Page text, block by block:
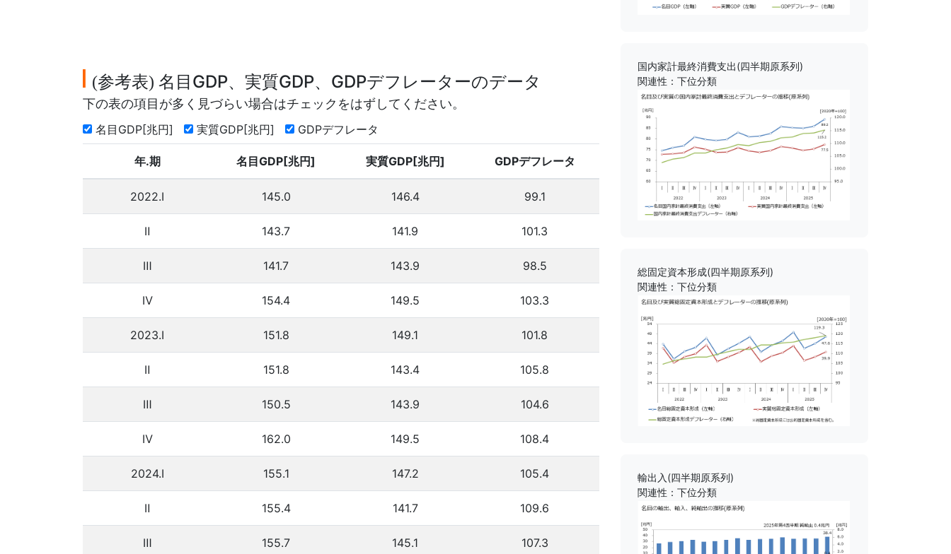
(参考表) 名目GDP、実質GDP、GDPデフレーターのデータ
下の表の項目が多く見づらい場合はチェックをはずしてください。
名目GDP[兆円] 実質GDP[兆円] GDPデフレータ
年.期 名目GDP[兆円] 実質GDP[兆円] GDPデフレータ
2022.Ⅰ 145.0 146.4 99.1
Ⅱ 143.7 141.9 101.3
Ⅲ 141.7 143.9 98.5
Ⅳ 154.4 149.5 103.3
2023.Ⅰ 151.8 149.1 101.8
Ⅱ 151.8 143.4 105.8
Ⅲ 150.5 143.9 104.6
Ⅳ 162.0 149.5 108.4
2024.Ⅰ 155.1 147.2 105.4
Ⅱ 155.4 141.7 109.6
Ⅲ 155.7 145.1 107.3
国内家計最終消費支出(四半期原系列)
関連性：下位分類
総固定資本形成(四半期原系列)
関連性：下位分類
輸出入(四半期原系列)
関連性：下位分類